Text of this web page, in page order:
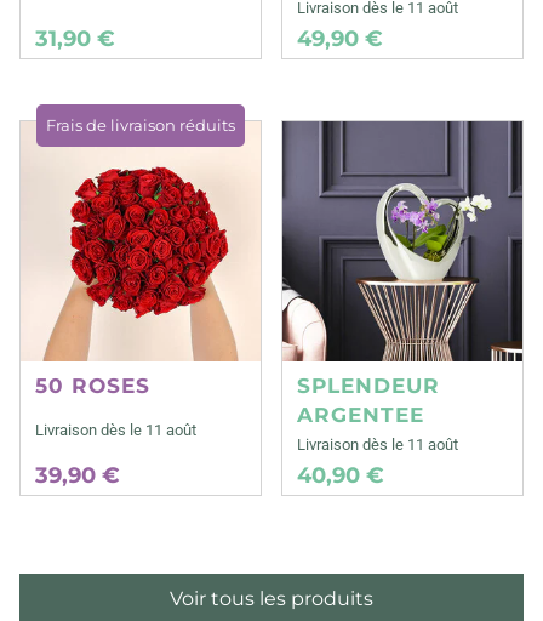
31,90 €
Livraison dès le 11 août
49,90 €
Frais de livraison réduits
50 ROSES
Livraison dès le 11 août
39,90 €
SPLENDEUR
ARGENTEE
Livraison dès le 11 août
40,90 €
Voir tous les produits